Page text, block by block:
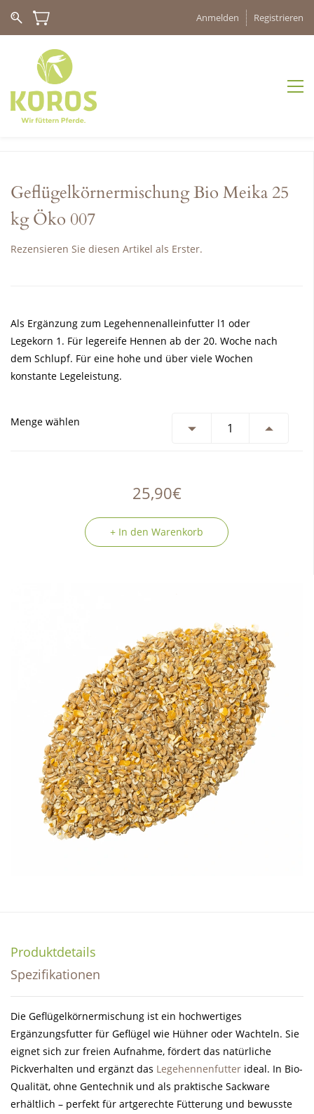
Anmelden Registrieren
Geflügelkörnermischung Bio Meika 25
kg Öko 007
Rezensieren Sie diesen Artikel als Erster.
Als Ergänzung zum Legehennenalleinfutter l1 oder
Legekorn 1. Für legereife Hennen ab der 20. Woche nach
dem Schlupf. Für eine hohe und über viele Wochen
konstante Legeleistung.
Menge wählen
25,90€
+ In den Warenkorb
Produktdetails
Spezifikationen
Die Geflügelkörnermischung ist ein hochwertiges
Ergänzungsfutter für Geflügel wie Hühner oder Wachteln. Sie
eignet sich zur freien Aufnahme, fördert das natürliche
Pickverhalten und ergänzt das Legehennenfutter ideal. In Bio-
Qualität, ohne Gentechnik und als praktische Sackware
erhältlich – perfekt für artgerechte Fütterung und bewusste